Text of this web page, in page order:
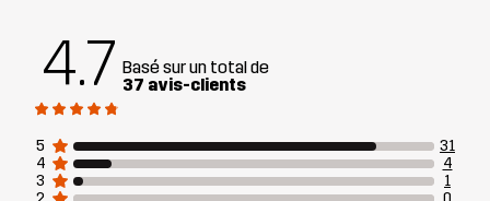
Poids 300 g en taille Medium
Numéro
14294_2001
4.7 Basé sur un total de
37 avis-clients
5
31
4
4
3
1